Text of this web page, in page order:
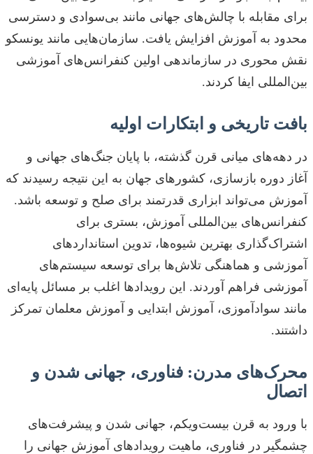
برای مقابله با چالش‌های جهانی مانند بی‌سوادی و دسترسی
محدود به آموزش افزایش یافت. سازمان‌هایی مانند یونسکو
نقش محوری در سازماندهی اولین کنفرانس‌های آموزشی
بین‌المللی ایفا کردند.
بافت تاریخی و ابتکارات اولیه
در دهه‌های میانی قرن گذشته، با پایان جنگ‌های جهانی و
آغاز دوره بازسازی، کشورهای جهان به این نتیجه رسیدند که
آموزش می‌تواند ابزاری قدرتمند برای صلح و توسعه باشد.
کنفرانس‌های بین‌المللی آموزش، بستری برای
اشتراک‌گذاری بهترین شیوه‌ها، تدوین استانداردهای
آموزشی و هماهنگی تلاش‌ها برای توسعه سیستم‌های
آموزشی فراهم آوردند. این رویدادها اغلب بر مسائل پایه‌ای
مانند سوادآموزی، آموزش ابتدایی و آموزش معلمان تمرکز
داشتند.
محرک‌های مدرن: فناوری، جهانی شدن و
اتصال
با ورود به قرن بیست‌ویکم، جهانی شدن و پیشرفت‌های
چشمگیر در فناوری، ماهیت رویدادهای آموزش جهانی را